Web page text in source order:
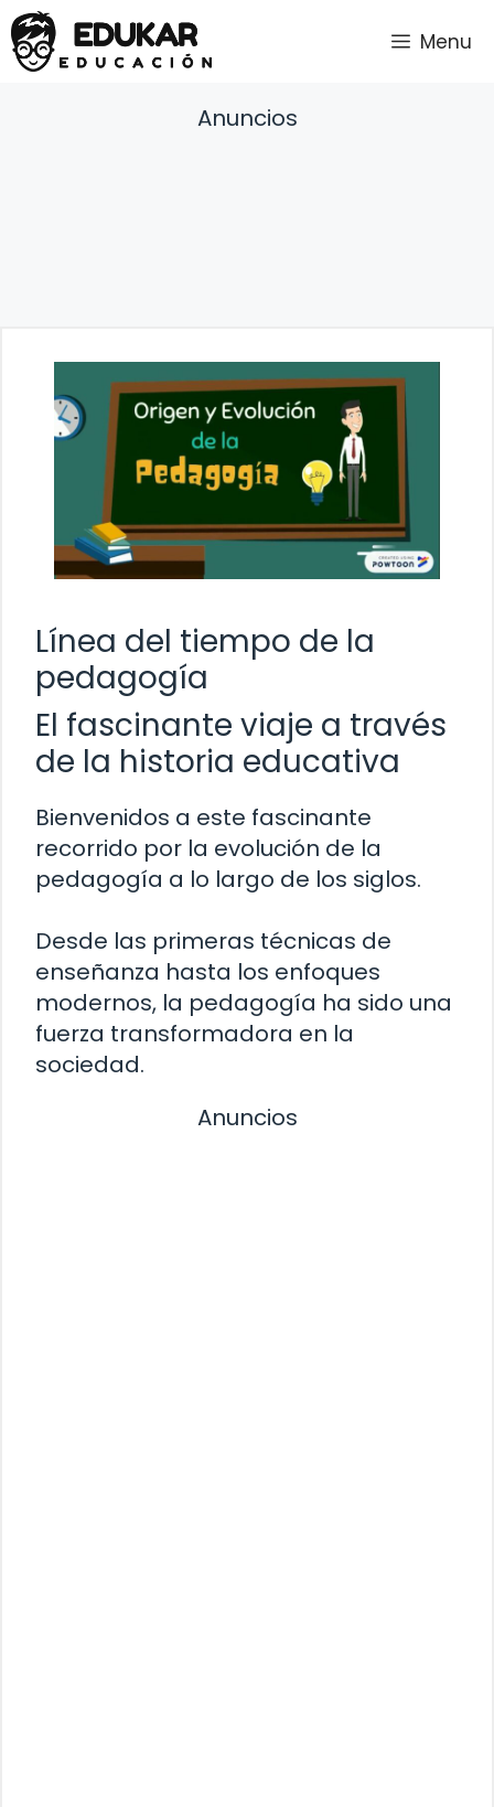
Saltar
al
contenido
Menu
Anuncios
Línea del tiempo de la
pedagogía
El fascinante viaje a través
de la historia educativa
Bienvenidos a este fascinante
recorrido por la evolución de la
pedagogía a lo largo de los siglos.
Desde las primeras técnicas de
enseñanza hasta los enfoques
modernos, la pedagogía ha sido una
fuerza transformadora en la
sociedad.
Anuncios